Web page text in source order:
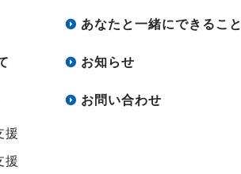
援
援
あなたと一緒にできること
お知らせ
お問い合わせ